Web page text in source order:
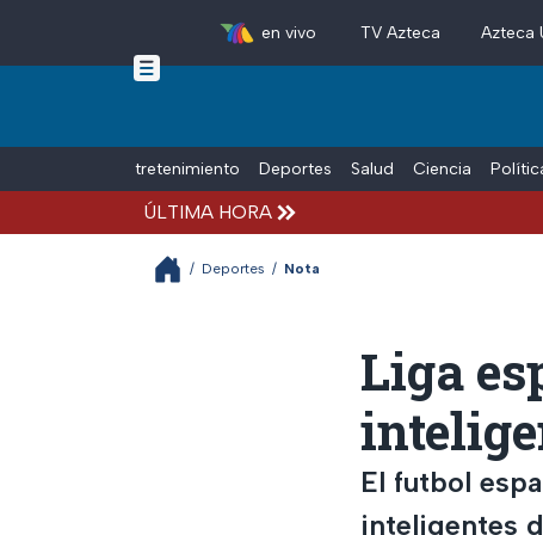
Skip to main content
en vivo TV Azteca Azteca
Entretenimiento Deportes Salud Ciencia
ÚLTIMA HORA
/ Deportes / Nota
Liga
El futbol
inteligentes